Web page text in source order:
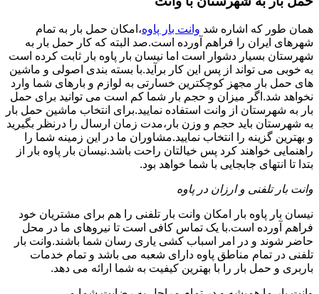
همان طور که اشاره شد وانت بار پاوه،امکان حمل بار به تمام
شهرهای ایران را فراهم آورده است.صد البته که کار حمل بار به
شهرستان بسیار دشوار است اما نیسان بار پاوه بار ثابت کرده است
به خوبی می تواند از پس این کار برآید.با بسته بندی اصولی و ماشین
های حمل بار مجهز کوچکترین خسارتی به لوازم و بارهای شما وارد
نخواهد شد.اگر میزان و حجم بار شما کم است می توانید برای حمل
بار به شهرستان از وانت استفاده نمایید.برای انتخاب ماشین حمل بار
به شهرستان باید حجم و وزن بار،مدت زمان ارسال را درنظر بگیرید
و بهترین گزینه را انتخاب نمایید.مشاوران ما در این زمینه شما را
راهنمایی خواهند کرد پس خیالتان راحت باشد.نیسان بار پاوه بار از
بتدا تا انتهای جابجایی با شما خواهد بود.
وانت بار تلفنی و ارزان در پاوه
نیسان بار پاوه بار امکان وانت بار تلفنی را هم برای مشتریان خود
فراهم آورده است.با یک تماس کافی است تا نیروهای ما در محل
حاضر شوند و در امر اسباب کشی یاری رسان شما باشند.وانت بار
تلفنی در تمام مناطق پاوه دارای شعبه می باشد و تمام خدمات
باربری و حمل بار را با بهترین کیفیت به شما ارائه می دهد.